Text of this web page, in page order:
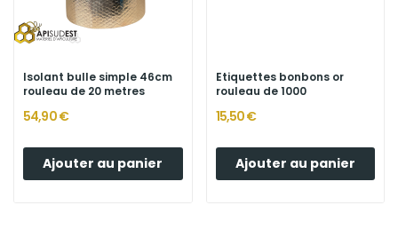
Isolant bulle simple 46cm
rouleau de 20 metres
54,90 €
Ajouter au panier
Etiquettes bonbons or
rouleau de 1000
15,50 €
Ajouter au panier